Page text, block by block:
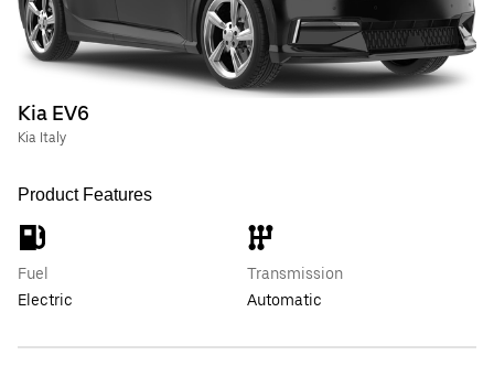
Kia EV6
Kia Italy
Product Features
Fuel
Electric
Transmission
Automatic